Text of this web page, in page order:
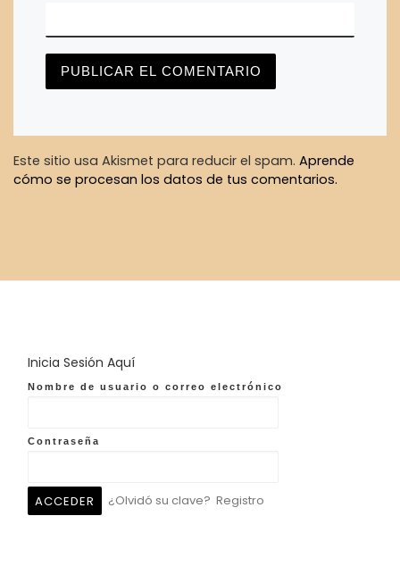
Este sitio usa Akismet para reducir el spam. Aprende
cómo se procesan los datos de tus comentarios.
Inicia Sesión Aquí
Nombre de usuario o correo electrónico
Contraseña
¿Olvidó su clave? Registro